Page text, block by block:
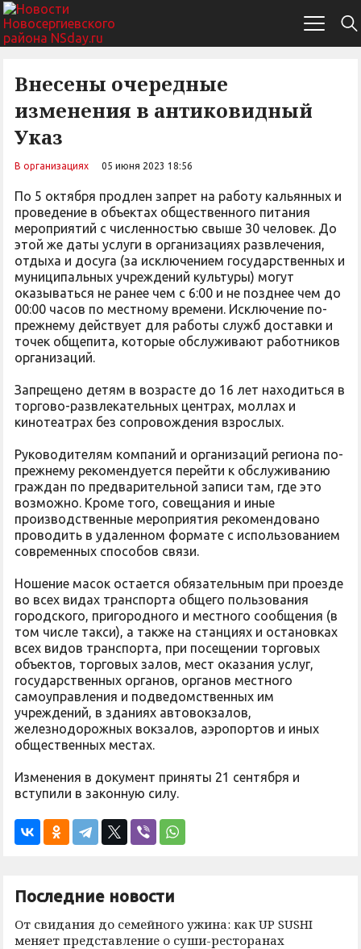
Внесены очередные
изменения в антиковидный
Указ
В организациях 05 июня 2023 18:56
По 5 октября продлен запрет на работу кальянных и
проведение в объектах общественного питания
мероприятий с численностью свыше 30 человек. До
этой же даты услуги в организациях развлечения,
отдыха и досуга (за исключением государственных и
муниципальных учреждений культуры) могут
оказываться не ранее чем с 6:00 и не позднее чем до
00:00 часов по местному времени. Исключение по-
прежнему действует для работы служб доставки и
точек общепита, которые обслуживают работников
организаций.
Запрещено детям в возрасте до 16 лет находиться в
торгово-развлекательных центрах, моллах и
кинотеатрах без сопровождения взрослых.
Руководителям компаний и организаций региона по-
прежнему рекомендуется перейти к обслуживанию
граждан по предварительной записи там, где это
возможно. Кроме того, совещания и иные
производственные мероприятия рекомендовано
проводить в удаленном формате с использованием
современных способов связи.
Ношение масок остается обязательным при проезде
во всех видах транспорта общего пользования
городского, пригородного и местного сообщения (в
том числе такси), а также на станциях и остановках
всех видов транспорта, при посещении торговых
объектов, торговых залов, мест оказания услуг,
государственных органов, органов местного
самоуправления и подведомственных им
учреждений, в зданиях автовокзалов,
железнодорожных вокзалов, аэропортов и иных
общественных местах.
Изменения в документ приняты 21 сентября и
вступили в законную силу.
Последние новости
От свидания до семейного ужина: как UP SUSHI
меняет представление о суши-ресторанах